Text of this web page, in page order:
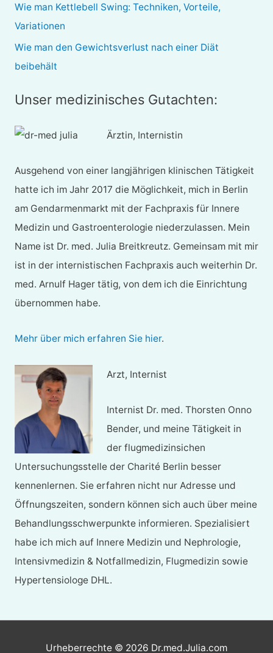
Wie man Kettlebell Swing: Techniken, Vorteile,
Variationen
Wie man den Gewichtsverlust nach einer Diät
beibehält
Unser medizinisches Gutachten:
Ärztin, Internistin
Ausgehend von einer langjährigen klinischen Tätigkeit
hatte ich im Jahr 2017 die Möglichkeit, mich in Berlin
am Gendarmenmarkt mit der Fachpraxis für Innere
Medizin und Gastroenterologie niederzulassen. Mein
Name ist Dr. med. Julia Breitkreutz. Gemeinsam mit mir
ist in der internistischen Fachpraxis auch weiterhin Dr.
med. Arnulf Hager tätig, von dem ich die Einrichtung
übernommen habe.
Mehr über mich erfahren Sie hier.
Arzt, Internist
Internist Dr. med. Thorsten Onno
Bender, und meine Tätigkeit in
der flugmedizinsichen
Untersuchungsstelle der Charité Berlin besser
kennenlernen. Sie erfahren nicht nur Adresse und
Öffnungszeiten, sondern können sich auch über meine
Behandlungsschwerpunkte informieren. Spezialisiert
habe ich mich auf Innere Medizin und Nephrologie,
Intensivmedizin & Notfallmedizin, Flugmedizin sowie
Hypertensiologe DHL.
Urheberrechte © 2026 Dr.med.Julia.com